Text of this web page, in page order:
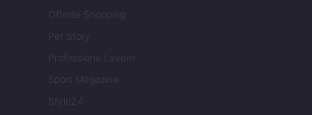
Offerte Shopping
Pet Story
Professione Lavoro
Sport Magazine
Style24